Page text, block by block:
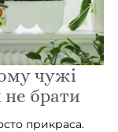
чужі
не брати
прикраса.